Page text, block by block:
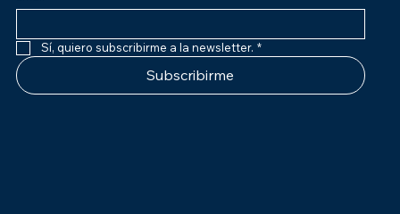
Sí, quiero subscribirme a la newsletter. *
Subscribirme